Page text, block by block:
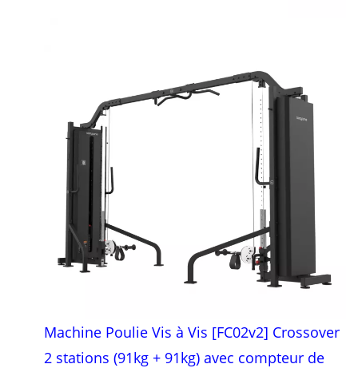
Machine Poulie Vis à Vis [FC02v2] Crossover
2 stations (91kg + 91kg) avec compteur de